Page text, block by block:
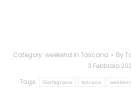
Category: weekend in Toscana By
3 Febbraio
Tags:
Garfagnana toscana weekend